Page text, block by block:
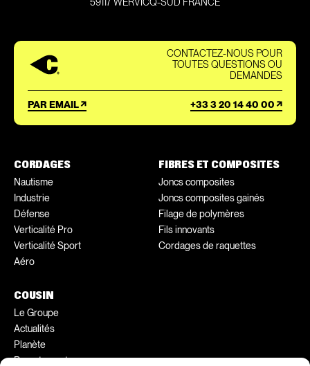
CONTACTEZ-NOUS POUR
TOUTES QUESTIONS OU
DEMANDES
PAR EMAIL +33 3 20 14 40 00
CORDAGES
Nautisme
Industrie
Défense
Verticalité Pro
Verticalité Sport
Aéro
FIBRES ET COMPOSITES
Joncs composites
Joncs composites gainés
Filage de polymères
Fils innovants
Cordages de raquettes
COUSIN
Le Groupe
Actualités
Planète
Recrutement